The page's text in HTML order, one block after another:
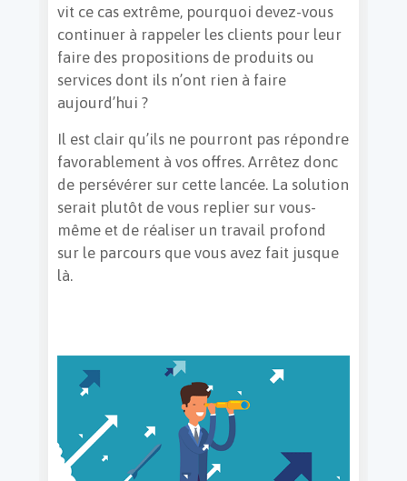
vit ce cas extrême, pourquoi devez-vous
continuer à rappeler les clients pour leur
faire des propositions de produits ou
services dont ils n’ont rien à faire
aujourd’hui ?
Il est clair qu’ils ne pourront pas répondre
favorablement à vos offres. Arrêtez donc
de persévérer sur cette lancée. La solution
serait plutôt de vous replier sur vous-
même et de réaliser un travail profond
sur le parcours que vous avez fait jusque
là.